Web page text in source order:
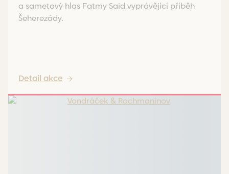
a sametový hlas Fatmy Said vyprávějící příběh
Šeherezády.
Detail akce